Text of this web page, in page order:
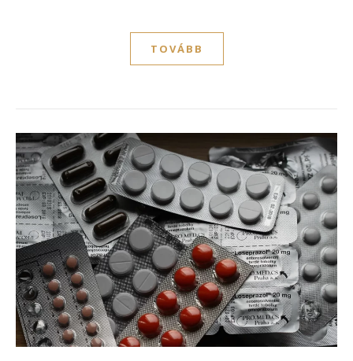
TOVÁBB